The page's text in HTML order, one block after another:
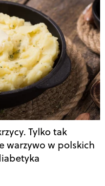
Tylko tak
warzywo w polskich